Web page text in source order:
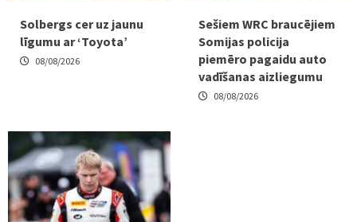
Solbergs cer uz jaunu
līgumu ar ‘Toyota’
08/08/2026
Sešiem WRC braucējiem
Somijas policija
piemēro pagaidu auto
vadīšanas aizliegumu
08/08/2026